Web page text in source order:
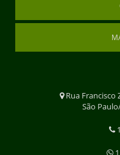
Rua Francisco
São